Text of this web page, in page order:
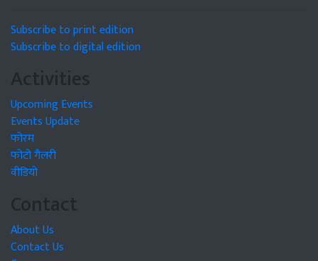
Subscribe to print edition
Subscribe to digital edition
Activities
Upcoming Events
Events Update
फोरम
फोटो गैलरी
वीडियो
Contact
About Us
Contact Us